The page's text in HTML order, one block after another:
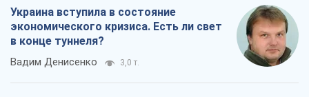
Украина вступила в состояние
экономического кризиса. Есть ли свет
в конце туннеля?
Вадим Денисенко 3,0 т.